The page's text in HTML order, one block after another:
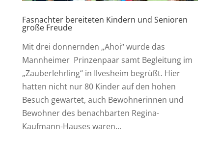
Fasnachter bereiteten Kindern und Senioren
große Freude
Mit drei donnernden „Ahoi“ wurde das
Mannheimer Prinzenpaar samt Begleitung im
„Zauberlehrling“ in Ilvesheim begrüßt. Hier
hatten nicht nur 80 Kinder auf den hohen
Besuch gewartet, auch Bewohnerinnen und
Bewohner des benachbarten Regina-
Kaufmann-Hauses waren...